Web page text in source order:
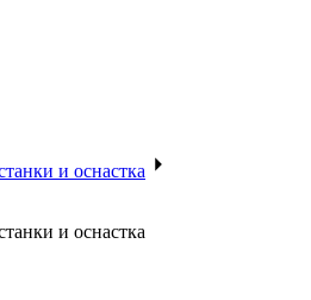
и оснастка
и оснастка